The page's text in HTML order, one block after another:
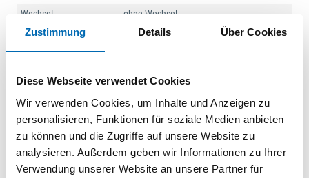
Zustimmung Details Über Cookies
Diese Webseite verwendet Cookies
Wir verwenden Cookies, um Inhalte und Anzeigen zu
personalisieren, Funktionen für soziale Medien anbieten
zu können und die Zugriffe auf unsere Website zu
analysieren. Außerdem geben wir Informationen zu Ihrer
Verwendung unserer Website an unsere Partner für
Wechsel
ohne Wechsel
Produktart
Panik-Einsteckschloss
Dokumente
Norm- und Funktionsbeschreibung
PDF